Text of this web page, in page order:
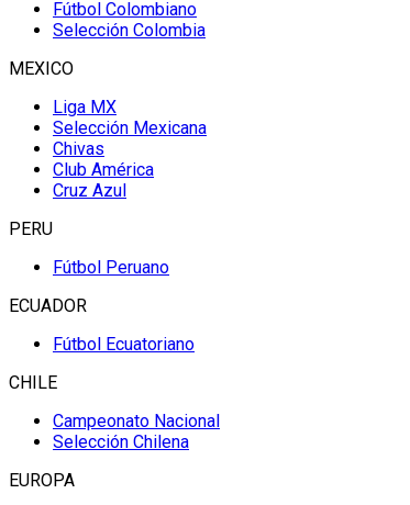
Fútbol Colombiano
Selección Colombia
MEXICO
Liga MX
Selección Mexicana
Chivas
Club América
Cruz Azul
PERU
Fútbol Peruano
ECUADOR
Fútbol Ecuatoriano
CHILE
Campeonato Nacional
Selección Chilena
EUROPA